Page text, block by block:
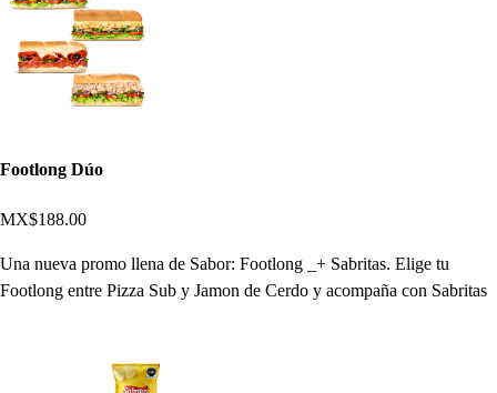
Footlong Dúo
MX$188.00
Una nueva promo llena de Sabor: Footlong _+ Sabritas. Elige tu
Footlong entre Pizza Sub y Jamon de Cerdo y acompaña con Sabritas